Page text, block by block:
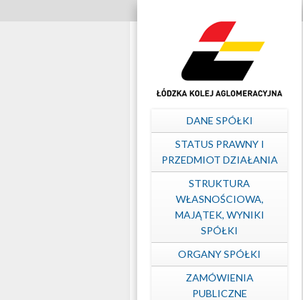
własnościowa,
Menu
główne
DANE SPÓŁKI
STATUS PRAWNY I
PRZEDMIOT DZIAŁANIA
STRUKTURA
WŁASNOŚCIOWA,
MAJĄTEK, WYNIKI
SPÓŁKI
ORGANY SPÓŁKI
ZAMÓWIENIA
PUBLICZNE